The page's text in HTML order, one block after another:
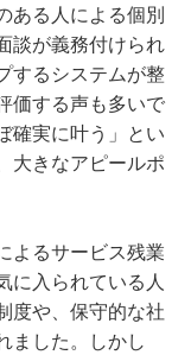
ある人による個別
談が義務付けられ
するシステムが整
価する声も多いで
確実に叶う」とい
大きなアピールポ
よるサービス残業
に入られている人
度や、保守的な社
ました。しかし